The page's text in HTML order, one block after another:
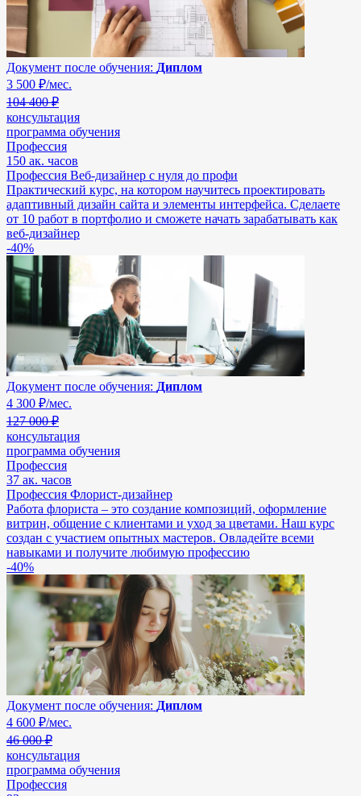
Документ после обучения: Диплом
3 500 ₽/мес.
104 400 ₽
консультация
программа обучения
Профессия
150 ак. часов
Профессия Веб-дизайнер с нуля до профи
Практический курс, на котором научитесь проектировать
адаптивный дизайн сайта и элементы интерфейса. Сделаете
от 10 работ в портфолио и сможете начать зарабатывать как
веб-дизайнер
-40%
Документ после обучения: Диплом
4 300 ₽/мес.
127 000 ₽
консультация
программа обучения
Профессия
37 ак. часов
Профессия Флорист-дизайнер
Работа флориста – это создание композиций, оформление
витрин, общение с клиентами и уход за цветами. Наш курс
создан с участием опытных мастеров. Овладейте всеми
навыками и получите любимую профессию
-40%
Документ после обучения: Диплом
4 600 ₽/мес.
46 000 ₽
консультация
программа обучения
Профессия